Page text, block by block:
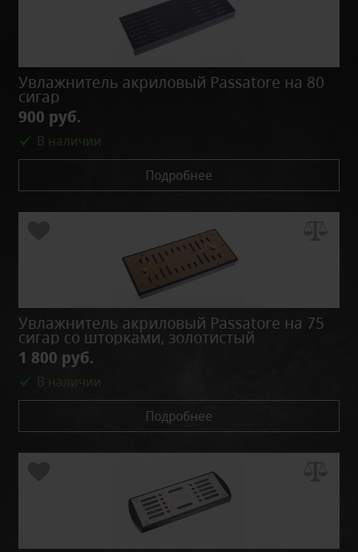
Увлажнитель акриловый Passatore на 80
сигар
900 руб.
В наличии
Подробнее
Увлажнитель акриловый Passatore на 75
сигар со шторками, золотистый
1 800 руб.
В наличии
Подробнее